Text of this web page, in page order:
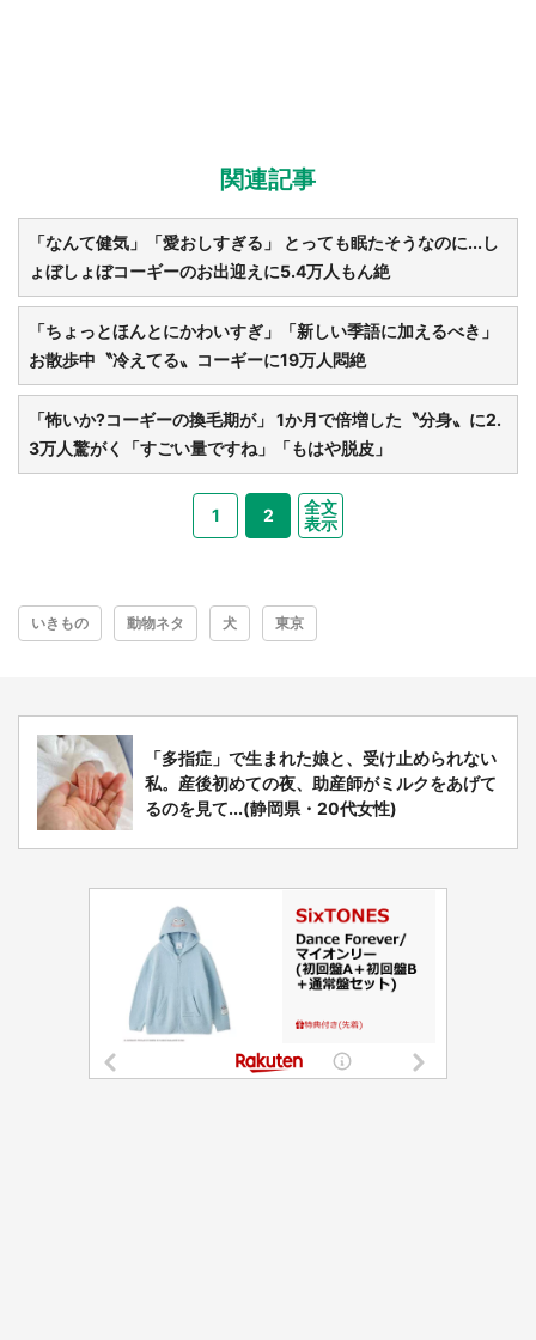
関連記事
「なんて健気」「愛おしすぎる」 とっても眠たそうなのに...し
ょぼしょぼコーギーのお出迎えに5.4万人もん絶
「ちょっとほんとにかわいすぎ」「新しい季語に加えるべき」
お散歩中〝冷えてる〟コーギーに19万人悶絶
「怖いか?コーギーの換毛期が」 1か月で倍増した〝分身〟に2.
3万人驚がく「すごい量ですね」「もはや脱皮」
1 2
全文
表示
いきもの 動物ネタ 犬 東京
「多指症」で生まれた娘と、受け止められない
私。産後初めての夜、助産師がミルクをあげて
るのを見て...(静岡県・20代女性)